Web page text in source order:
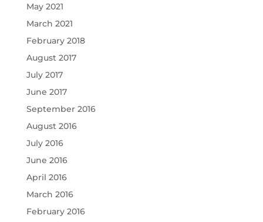
May 2021
March 2021
February 2018
August 2017
July 2017
June 2017
September 2016
August 2016
July 2016
June 2016
April 2016
March 2016
February 2016